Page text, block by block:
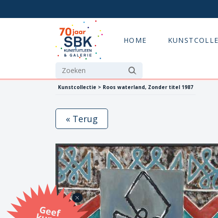
HOME
Kunstcollectie > Roos waterland, Zonder titel 1987
G
eef
u
n
st
a
d
o
m
et
e SB
K
u
n
stb
o
n
« Terug